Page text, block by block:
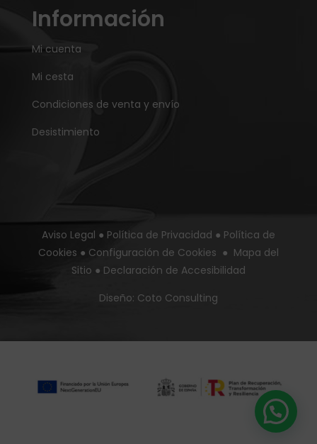
Información
Mi cuenta
Mi cesta
Condiciones de venta y envío
Desistimiento
Aviso Legal ● Política de Privacidad ● Política de
Cookies ● Configuración de Cookies ● Mapa del
Sitio ● Declaración de Accesibilidad
Diseño: Coto Consulting